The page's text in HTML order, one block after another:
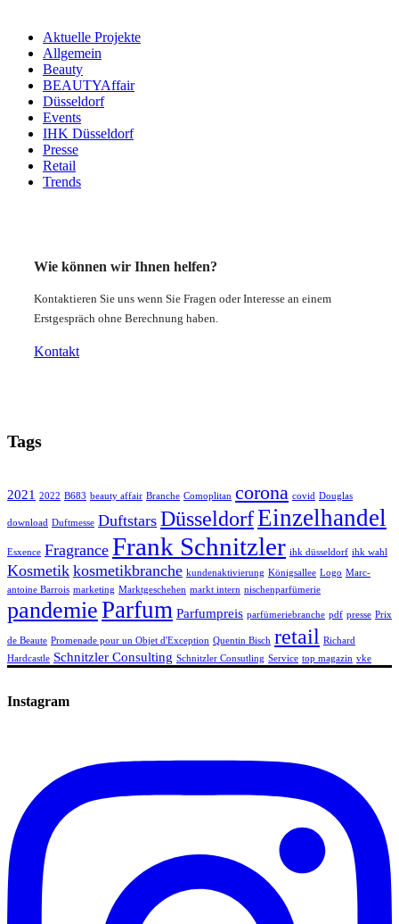
Aktuelle Projekte
Allgemein
Beauty
BEAUTYAffair
Düsseldorf
Events
IHK Düsseldorf
Presse
Retail
Trends
Wie können wir Ihnen helfen?
Kontaktieren Sie uns wenn Sie Fragen oder Interesse an einem
Erstgespräch ohne Berechnung haben.
Kontakt
Tags
2021 2022 B683 beauty affair Branche Comoplitan corona covid Douglas
download Duftmesse Duftstars DüsseldorfEinzelhandel
Esxence Fragrance Frank Schnitzler ihk düsseldorf ihk wahl
Kosmetik kosmetikbranche kundenaktivierung Königsallee Logo Marc-
antoine Barrois marketing Marktgeschehen markt intern nischenparfümerie
pandemieParfum Parfumpreis parfümeriebranche pdf presse Prix
de Beaute Promenade pour un Objet d'Exception Quentin Bisch retail Richard
Hardcastle Schnitzler Consulting Schnitzler Consutling Service top magazin vke
Instagram